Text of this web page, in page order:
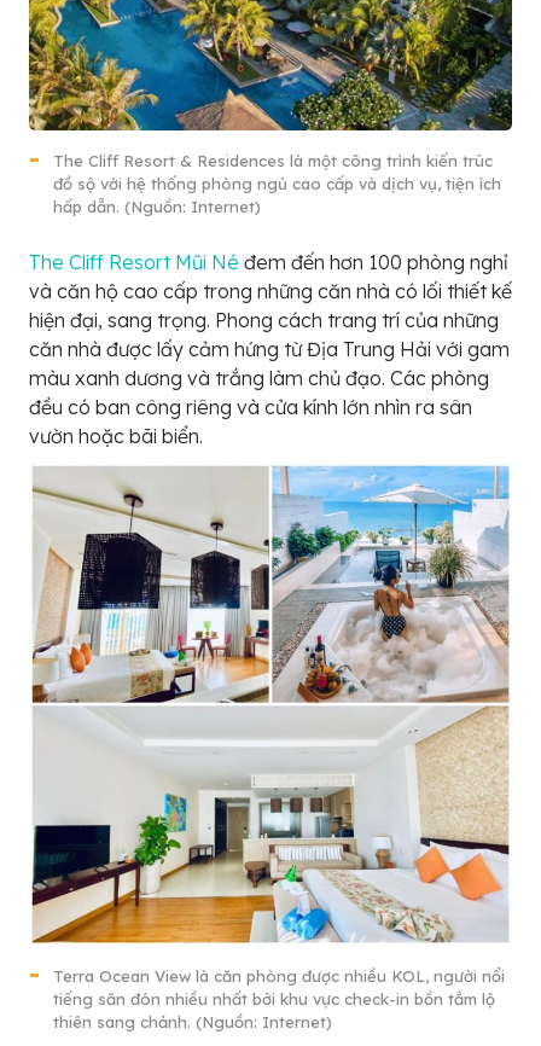
The Cliff Resort & Residences là một công trình kiến trúc
đồ sộ với hệ thống phòng ngủ cao cấp và dịch vụ, tiện ích
hấp dẫn. (Nguồn: Internet)
The Cliff Resort Mũi Né đem đến hơn 100 phòng nghỉ
và căn hộ cao cấp trong những căn nhà có lối thiết kế
hiện đại, sang trọng. Phong cách trang trí của những
căn nhà được lấy cảm hứng từ Địa Trung Hải với gam
màu xanh dương và trắng làm chủ đạo. Các phòng
đều có ban công riêng và cửa kính lớn nhìn ra sân
vườn hoặc bãi biển.
Terra Ocean View là căn phòng được nhiều KOL, người nổi
tiếng săn đón nhiều nhất bởi khu vực check-in bồn tắm lộ
thiên sang chảnh. (Nguồn: Internet)